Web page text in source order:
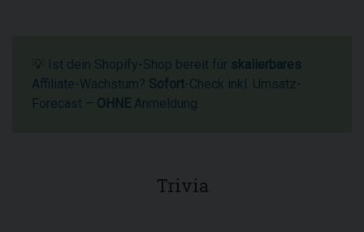
💡 Ist dein Shopify-Shop bereit für skalierbares
Affiliate-Wachstum? Sofort-Check inkl. Umsatz-
Forecast – OHNE Anmeldung.
Trivia